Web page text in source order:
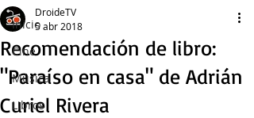
Inicio
Cine
Música
Libros
Recomendación de libro:
"Paraíso en casa" de Adrián
Curiel Rivera
DroideTV
5 abr 2018